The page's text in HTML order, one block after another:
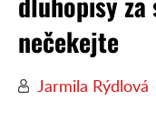
nečekejte
Jarmila Rýdlová